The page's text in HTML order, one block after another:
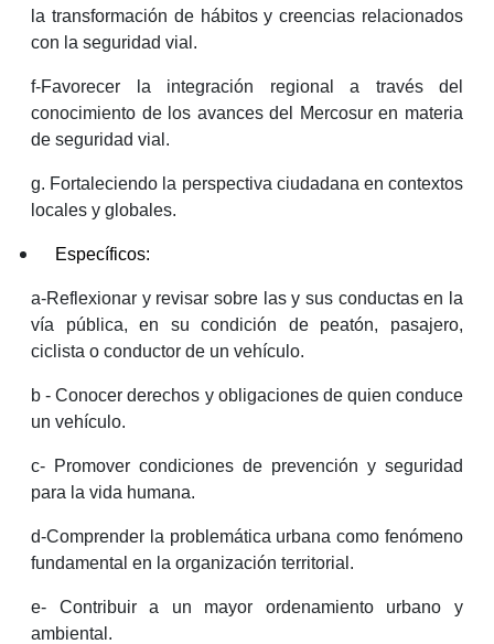
la transformación de hábitos y creencias relacionados
con la seguridad vial.
f-Favorecer la integración regional a través del
conocimiento de los avances del Mercosur en materia
de seguridad vial.
g. Fortaleciendo la perspectiva ciudadana en contextos
locales y globales.
Específicos:
a-Reflexionar y revisar sobre las y sus conductas en la
vía pública, en su condición de peatón, pasajero,
ciclista o conductor de un vehículo.
b - Conocer derechos y obligaciones de quien conduce
un vehículo.
c- Promover condiciones de prevención y seguridad
para la vida humana.
d-Comprender la problemática urbana como fenómeno
fundamental en la organización territorial.
e- Contribuir a un mayor ordenamiento urbano y
ambiental.